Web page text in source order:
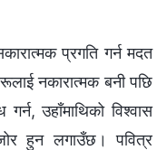
प्रगति गर्न मदत
नकारात्मक बनी पछि
गर्न, उहाँमाथिको विश्‍वास
हुन लगाउँछ। पवित्र